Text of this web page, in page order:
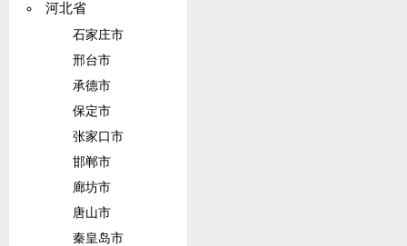
河北省
石家庄市
邢台市
承德市
保定市
张家口市
邯郸市
廊坊市
唐山市
秦皇岛市